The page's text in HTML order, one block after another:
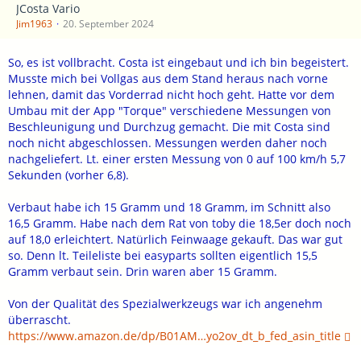
JCosta Vario
Jim1963 20. September 2024
So, es ist vollbracht. Costa ist eingebaut und ich bin begeistert.
Musste mich bei Vollgas aus dem Stand heraus nach vorne
lehnen, damit das Vorderrad nicht hoch geht. Hatte vor dem
Umbau mit der App "Torque" verschiedene Messungen von
Beschleunigung und Durchzug gemacht. Die mit Costa sind
noch nicht abgeschlossen. Messungen werden daher noch
nachgeliefert. Lt. einer ersten Messung von 0 auf 100 km/h 5,7
Sekunden (vorher 6,8).
Verbaut habe ich 15 Gramm und 18 Gramm, im Schnitt also
16,5 Gramm. Habe nach dem Rat von toby die 18,5er doch noch
auf 18,0 erleichtert. Natürlich Feinwaage gekauft. Das war gut
so. Denn lt. Teileliste bei easyparts sollten eigentlich 15,5
Gramm verbaut sein. Drin waren aber 15 Gramm.
Von der Qualität des Spezialwerkzeugs war ich angenehm
überrascht.
https://www.amazon.de/dp/B01AM…yo2ov_dt_b_fed_asin_title